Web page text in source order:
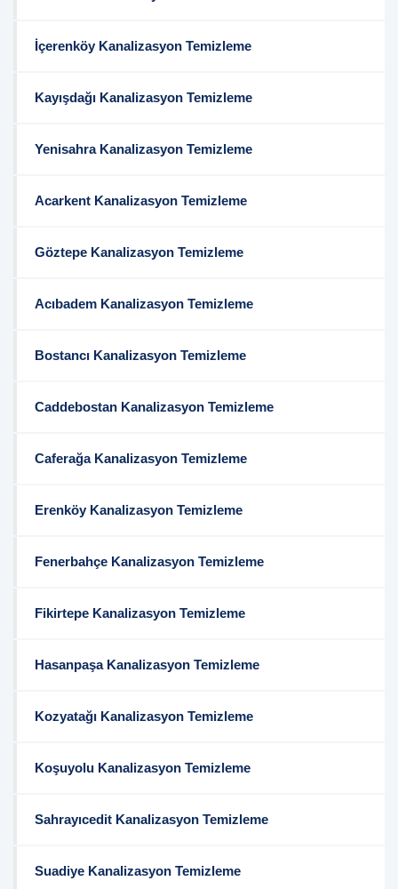
İçerenköy Kanalizasyon Temizleme
Kayışdağı Kanalizasyon Temizleme
Yenisahra Kanalizasyon Temizleme
Acarkent Kanalizasyon Temizleme
Göztepe Kanalizasyon Temizleme
Acıbadem Kanalizasyon Temizleme
Bostancı Kanalizasyon Temizleme
Caddebostan Kanalizasyon Temizleme
Caferağa Kanalizasyon Temizleme
Erenköy Kanalizasyon Temizleme
Fenerbahçe Kanalizasyon Temizleme
Fikirtepe Kanalizasyon Temizleme
Hasanpaşa Kanalizasyon Temizleme
Kozyatağı Kanalizasyon Temizleme
Koşuyolu Kanalizasyon Temizleme
Sahrayıcedit Kanalizasyon Temizleme
Suadiye Kanalizasyon Temizleme